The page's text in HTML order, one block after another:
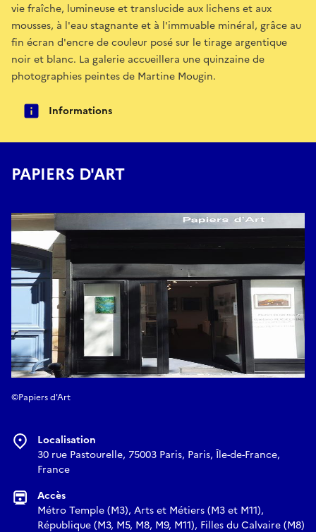
vie fraîche, lumineuse et translucide aux lichens et aux
mousses, à l'eau stagnante et à l'immuable minéral, grâce au
fin écran d'encre de couleur posé sur le tirage argentique
noir et blanc. La galerie accueillera une quinzaine de
photographies peintes de Martine Mougin.
Informations
PAPIERS D'ART
©Papiers d'Art
Localisation
30 rue Pastourelle, 75003 Paris, Paris, Île-de-France,
France
Accès
Métro Temple (M3), Arts et Métiers (M3 et M11),
République (M3, M5, M8, M9, M11), Filles du Calvaire (M8)